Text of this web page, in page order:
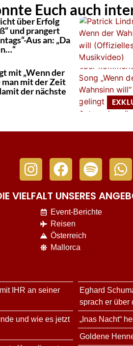
Euch auch
über Erfolg
und prangert
Aus an: „Da
mit „Wenn der
mit der Zeit
der nächste
VIELFALT UNSERES
Event-Berichte
Reisen
Österreich
Mallorca
IHR an seiner
und wie es jetzt
Eghard
sprach er über
„Inas Nacht“
Goldene